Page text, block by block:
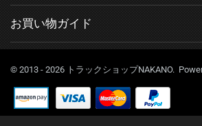
お買い物ガイド
© 2013 - 2026 トラックショップNAKANO.